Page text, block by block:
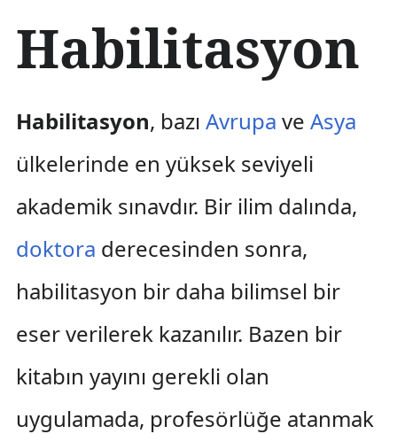
ç
r
e
t
a
Habilitasyon
Habilitasyon, bazı Avrupa ve Asya
ülkelerinde en yüksek seviyeli
akademik sınavdır. Bir ilim dalında,
doktora derecesinden sonra,
habilitasyon bir daha bilimsel bir
eser verilerek kazanılır. Bazen bir
kitabın yayını gerekli olan
uygulamada, profesörlüğe atanmak